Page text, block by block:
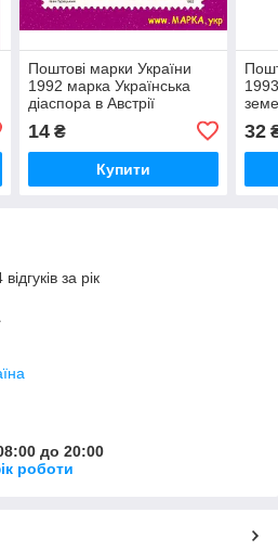
Поштові марки України
1992 марка Українська
діаспора в Австрії
14₴
Купити
32
за рік
до 20:00
роботи